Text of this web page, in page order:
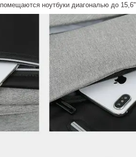
помещаются ноутбуки диагональю до 15,6"